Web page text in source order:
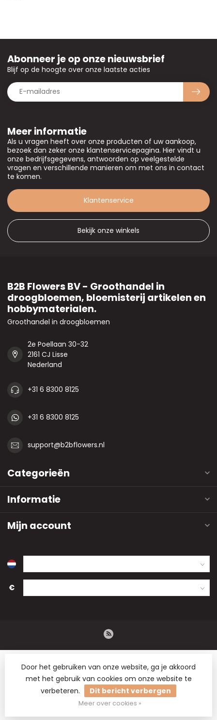
Meer informatie
Als u vragen heeft over onze producten of uw aankoop,
bezoek dan zeker onze klantenservicepagina. Hier vindt u
onze bedrijfsgegevens, antwoorden op veelgestelde
vragen en verschillende manieren om met ons in contact
te komen.
Klantenservice
Bekijk onze winkels
Abonneer je op onze nieuwsbrief
Blijf op de hoogte over onze laatste acties
B2B Flowers BV - Groothandel in
droogbloemen, bloemisterij artikelen en
hobbymaterialen.
Groothandel in droogbloemen
2e Poellaan 30-32
2161 CJ Lisse
Nederland
+31 6 8300 8125
+31 6 8300 8125
support@b2bflowers.nl
Categorieën
Informatie
Mijn account
€
© Copyright 2026 B2B Flowers BV - Groothandel in
droogbloemen, bloemisterij artikelen en hobbymaterialen.
Door het gebruiken van onze website, ga je akkoord
met het gebruik van cookies om onze website te
verbeteren.
Dit bericht verbergen
Meer over cookies »